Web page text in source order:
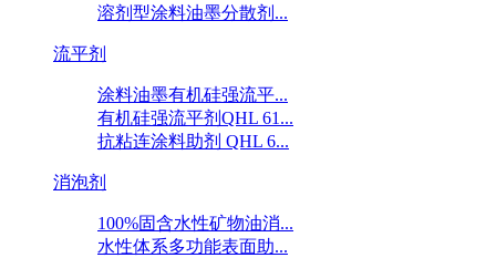
溶剂型涂料油墨分散剂...
流平剂
涂料油墨有机硅强流平...
有机硅强流平剂QHL 61...
抗粘连涂料助剂 QHL 6...
消泡剂
100%固含水性矿物油消...
水性体系多功能表面助...